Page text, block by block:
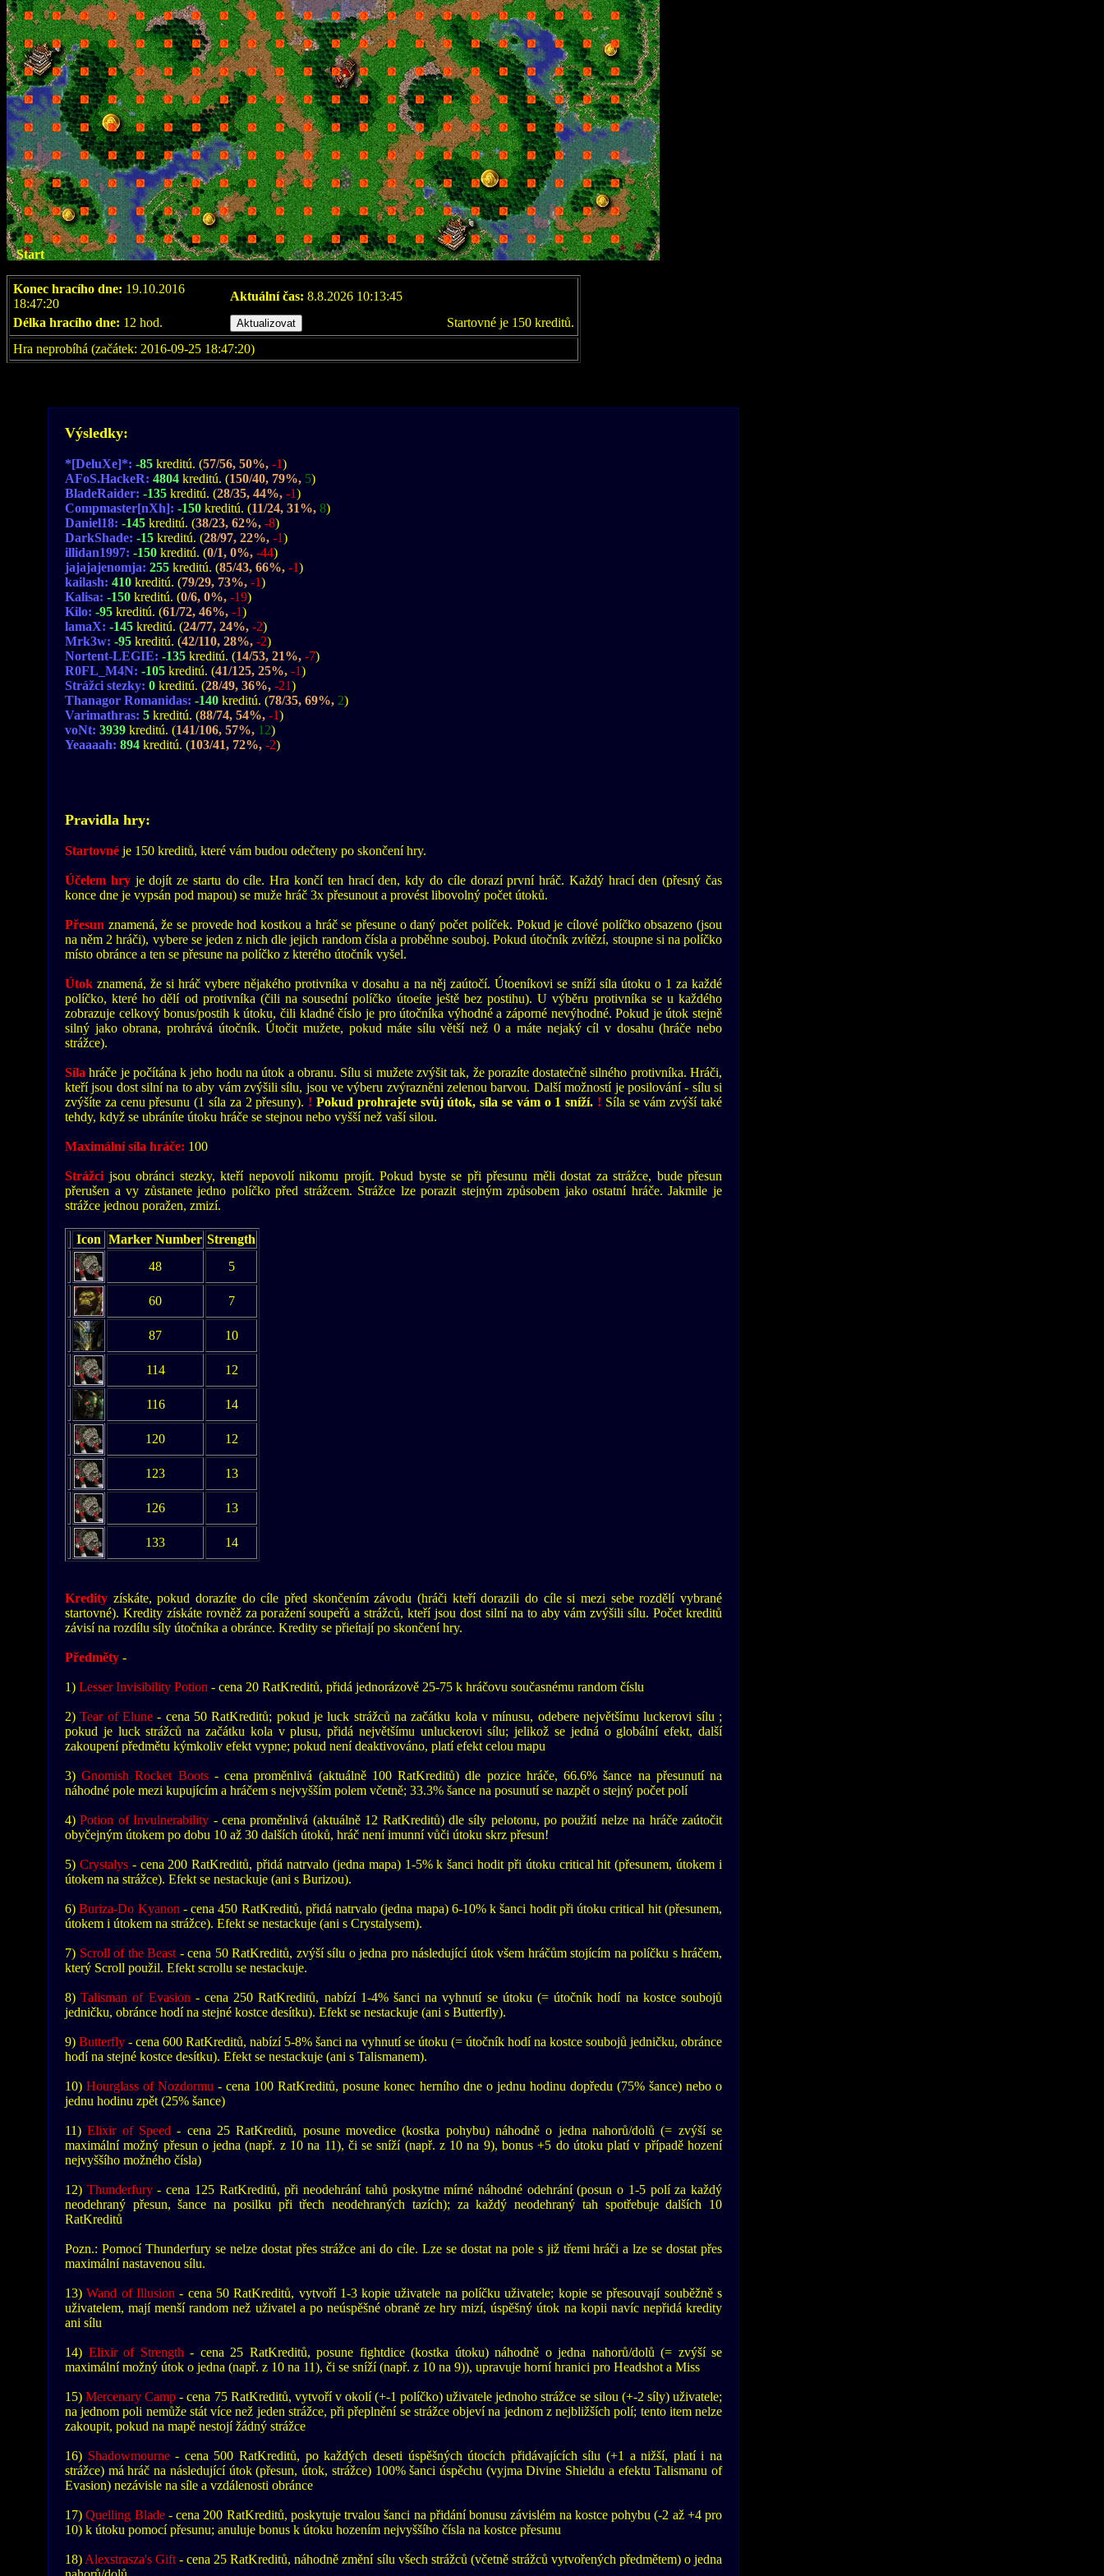
Start
Konec hracího dne: 19.10.2016
18:47:20
Aktuální čas: 8.8.2026 10:13:45
Délka hracího dne: 12 hod.
Startovné je 150 kreditů.
Hra neprobíhá (začátek: 2016-09-25 18:47:20)
Výsledky:
*[DeluXe]*: -85 kreditú. (57/56, 50%, -1)
AFoS.HackeR: 4804 kreditú. (150/40, 79%, 5)
BladeRaider: -135 kreditú. (28/35, 44%, -1)
Compmaster[nXh]: -150 kreditú. (11/24, 31%, 8)
Daniel18: -145 kreditú. (38/23, 62%, -8)
DarkShade: -15 kreditú. (28/97, 22%, -1)
illidan1997: -150 kreditú. (0/1, 0%, -44)
jajajajenomja: 255 kreditú. (85/43, 66%, -1)
kailash: 410 kreditú. (79/29, 73%, -1)
Kalisa: -150 kreditú. (0/6, 0%, -19)
Kilo: -95 kreditú. (61/72, 46%, -1)
lamaX: -145 kreditú. (24/77, 24%, -2)
Mrk3w: -95 kreditú. (42/110, 28%, -2)
Nortent-LEGIE: -135 kreditú. (14/53, 21%, -7)
R0FL_M4N: -105 kreditú. (41/125, 25%, -1)
Strážci stezky: 0 kreditú. (28/49, 36%, -21)
Thanagor Romanidas: -140 kreditú. (78/35, 69%, 2)
Varimathras: 5 kreditú. (88/74, 54%, -1)
voNt: 3939 kreditú. (141/106, 57%, 12)
Yeaaaah: 894 kreditú. (103/41, 72%, -2)
Pravidla hry:
Startovné je 150 kreditů, které vám budou odečteny po skončení hry.
Účelem hryje dojít ze startu do cíle. Hra končí ten hrací den, kdy do cíle dorazí první hráč. Každý hrací den (přesný čas
konce dne je vypsán pod mapou) se muže hráč 3x přesunout a provést libovolný počet útoků.
Přesun znamená, že se provede hod kostkou a hráč se přesune o daný počet políček. Pokud je cílové políčko obsazeno (jsou
na něm 2 hráči), vybere se jeden z nich dle jejich random čísla a proběhne souboj. Pokud útočník zvítězí, stoupne si na políčko
místo obránce a ten se přesune na políčko z kterého útočník vyšel.
Útokznamená, že si hráč vybere nějakého protivníka v dosahu a na něj zaútočí. Útoeníkovi se sníží síla útoku o 1 za každé
políčko, které ho dělí od protivníka (čili na sousední políčko útoeíte ještě bez postihu). U výběru protivníka se u každého
zobrazuje celkový bonus/postih k útoku, čili kladné číslo je pro útočníka výhodné a záporné nevýhodné. Pokud je útok stejně
silný jako obrana, prohrává útočník. Útočit mužete, pokud máte sílu větší než 0 a máte nejaký cíl v dosahu (hráče nebo
strážce).
Síla hráče je počítána k jeho hodu na útok a obranu. Sílu si mužete zvýšit tak, že porazíte dostatečně silného protivníka. Hráči,
kteří jsou dost silní na to aby vám zvýšili sílu, jsou ve výberu zvýrazněni zelenou barvou. Další možností je posilování - sílu si
zvýšíte za cenu přesunu (1 síla za 2 přesuny). ! Pokud prohrajete svůj útok, síla se vám o 1 sníží. ! Síla se vám zvýší také
tehdy, když se ubráníte útoku hráče se stejnou nebo vyšší než vaší silou.
Maximální síla hráče: 100
Strážci jsou obránci stezky, kteří nepovolí nikomu projít. Pokud byste se při přesunu měli dostat za strážce, bude přesun
přerušen a vy zůstanete jedno políčko před strážcem. Strážce lze porazit stejným způsobem jako ostatní hráče. Jakmile je
strážce jednou poražen, zmizí.
Icon Marker Number Strength
48
5
60 7
87 10
114 12
116 14
120 12
123 13
126 13
133 14
Kredity získáte, pokud dorazíte do cíle před skončením závodu (hráči kteří dorazili do cíle si mezi sebe rozdělí vybrané
startovné). Kredity získáte rovněž za poražení soupeřů a strážců, kteří jsou dost silní na to aby vám zvýšili sílu. Počet kreditů
závisí na rozdílu síly útočníka a obránce. Kredity se přieítají po skončení hry.
Předměty -
1) Lesser Invisibility Potion - cena 20 RatKreditů, přidá jednorázově 25-75 k hráčovu současnému random číslu
2)Tear of Elune - cena 50 RatKreditů; pokud je luck strážců na začátku kola v mínusu, odebere největšímu luckerovi sílu ;
pokud je luck strážců na začátku kola v plusu, přidá největšímu unluckerovi sílu; jelikož se jedná o globální efekt, další
zakoupení předmětu kýmkoliv efekt vypne; pokud není deaktivováno, platí efekt celou mapu
3)Gnomish Rocket Boots- cena proměnlivá (aktuálně 100 RatKreditů) dle pozice hráče, 66.6% šance na přesunutí na
náhodné pole mezi kupujícím a hráčem s nejvyšším polem včetně; 33.3% šance na posunutí se nazpět o stejný počet polí
4)Potion of Invulnerability - cena proměnlivá (aktuálně 12 RatKreditů) dle síly pelotonu, po použití nelze na hráče zaútočit
obyčejným útokem po dobu 10 až 30 dalších útoků, hráč není imunní vůči útoku skrz přesun!
5) Crystalys- cena 200 RatKreditů, přidá natrvalo (jedna mapa) 1-5% k šanci hodit při útoku critical hit (přesunem, útokem i
útokem na strážce). Efekt se nestackuje (ani s Burizou).
6)Buriza-Do Kyanon - cena 450 RatKreditů, přidá natrvalo (jedna mapa) 6-10% k šanci hodit při útoku critical hit (přesunem,
útokem i útokem na strážce). Efekt se nestackuje (ani s Crystalysem).
7) Scroll of the Beast - cena 50 RatKreditů, zvýší sílu o jedna pro následující útok všem hráčům stojícím na políčku s hráčem,
který Scroll použil. Efekt scrollu se nestackuje.
8)Talisman of Evasion - cena 250 RatKreditů, nabízí 1-4% šanci na vyhnutí se útoku (= útočník hodí na kostce soubojů
jedničku, obránce hodí na stejné kostce desítku). Efekt se nestackuje (ani s Butterfly).
9)Butterfly - cena 600 RatKreditů, nabízí 5-8% šanci na vyhnutí se útoku (= útočník hodí na kostce soubojů jedničku, obránce
hodí na stejné kostce desítku). Efekt se nestackuje (ani s Talismanem).
10)Hourglass of Nozdormu - cena 100 RatKreditů, posune konec herního dne o jednu hodinu dopředu (75% šance) nebo o
jednu hodinu zpět (25% šance)
11)Elixir of Speed - cena 25 RatKreditů, posune movedice (kostka pohybu) náhodně o jedna nahorů/dolů (= zvýší se
maximální možný přesun o jedna (např. z 10 na 11), či se sníží (např. z 10 na 9), bonus +5 do útoku platí v případě hození
nejvyššího možného čísla)
12) Thunderfury- cena 125 RatKreditů, při neodehrání tahů poskytne mírné náhodné odehrání (posun o 1-5 polí za každý
neodehraný přesun, šance na posilku při třech neodehraných tazích); za každý neodehraný tah spotřebuje dalších 10
RatKreditů
Pozn.: Pomocí Thunderfury se nelze dostat přes strážce ani do cíle. Lze se dostat na pole s již třemi hráči a lze se dostat přes
maximální nastavenou sílu.
13)Wand of Illusion - cena 50 RatKreditů, vytvoří 1-3 kopie uživatele na políčku uživatele; kopie se přesouvají souběžně s
uživatelem, mají menší random než uživatel a po neúspěšné obraně ze hry mizí, úspěšný útok na kopii navíc nepřidá kredity
ani sílu
14) Elixir of Strength - cena 25 RatKreditů, posune fightdice (kostka útoku) náhodně o jedna nahorů/dolů (= zvýší se
maximální možný útok o jedna (např. z 10 na 11), či se sníží (např. z 10 na 9)), upravuje horní hranici pro Headshot a Miss
15)Mercenary Camp - cena 75 RatKreditů, vytvoří v okolí (+-1 políčko) uživatele jednoho strážce se silou (+-2 síly) uživatele;
na jednom poli nemůže stát více než jeden strážce, při přeplnění se strážce objeví na jednom z nejbližších polí; tento item nelze
zakoupit, pokud na mapě nestojí žádný strážce
16) Shadowmourne- cena 500 RatKreditů, po každých deseti úspěšných útocích přidávajících sílu (+1 a nižší, platí i na
strážce) má hráč na následující útok (přesun, útok, strážce) 100% šanci úspěchu (vyjma Divine Shieldu a efektu Talismanu of
Evasion) nezávisle na síle a vzdálenosti obránce
17)Quelling Blade- cena 200 RatKreditů, poskytuje trvalou šanci na přidání bonusu závislém na kostce pohybu (-2 až +4 pro
10) k útoku pomocí přesunu; anuluje bonus k útoku hozením nejvyššího čísla na kostce přesunu
18) Alexstrasza's Gift - cena 25 RatKreditů, náhodně změní sílu všech strážců (včetně strážců vytvořených předmětem) o jedna